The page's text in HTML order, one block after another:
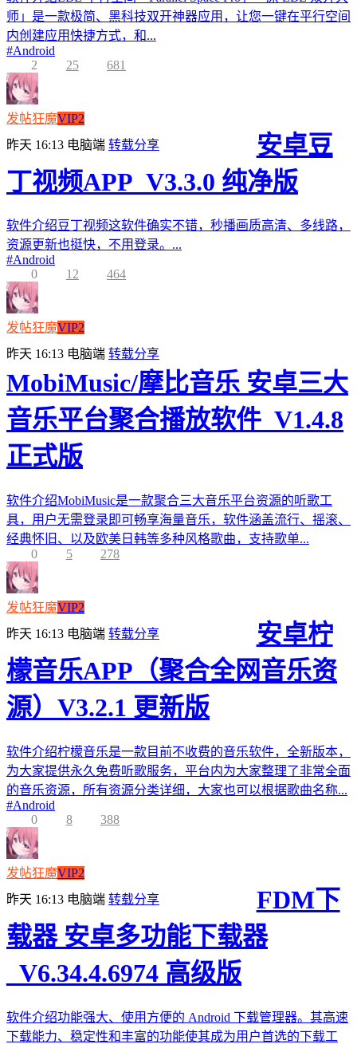
师」是一款极简、黑科技双开神器应用，让您一键在平行空间
内创建应用快捷方式，和...
#Android
2
25 681
发帖狂魔VIP2
昨天 16:13 电脑端 转载分享
安卓豆
丁视频APP_V3.3.0 纯净版
软件介绍豆丁视频这软件确实不错，秒播画质高清、多线路，
资源更新也挺快，不用登录。...
#Android
0
12 464
发帖狂魔VIP2
昨天 16:13 电脑端 转载分享
MobiMusic/摩比音乐 安卓三大
音乐平台聚合播放软件_V1.4.8
正式版
软件介绍MobiMusic是一款聚合三大音乐平台资源的听歌工
具，用户无需登录即可畅享海量音乐，软件涵盖流行、摇滚、
经典怀旧、以及欧美日韩等多种风格歌曲，支持歌单...
0
5 278
发帖狂魔VIP2
昨天 16:13 电脑端 转载分享
安卓柠
檬音乐APP（聚合全网音乐资
源）V3.2.1 更新版
软件介绍柠檬音乐是一款目前不收费的音乐软件，全新版本，
为大家提供永久免费听歌服务，平台内为大家整理了非常全面
的音乐资源，所有资源分类详细，大家也可以根据歌曲名称...
#Android
0
8 388
发帖狂魔VIP2
昨天 16:13 电脑端 转载分享
FDM下
载器 安卓多功能下载器
_V6.34.4.6974 高级版
软件介绍功能强大、使用方便的 Android 下载管理器。其高速
下载能力、稳定性和丰富的功能使其成为用户首选的下载工